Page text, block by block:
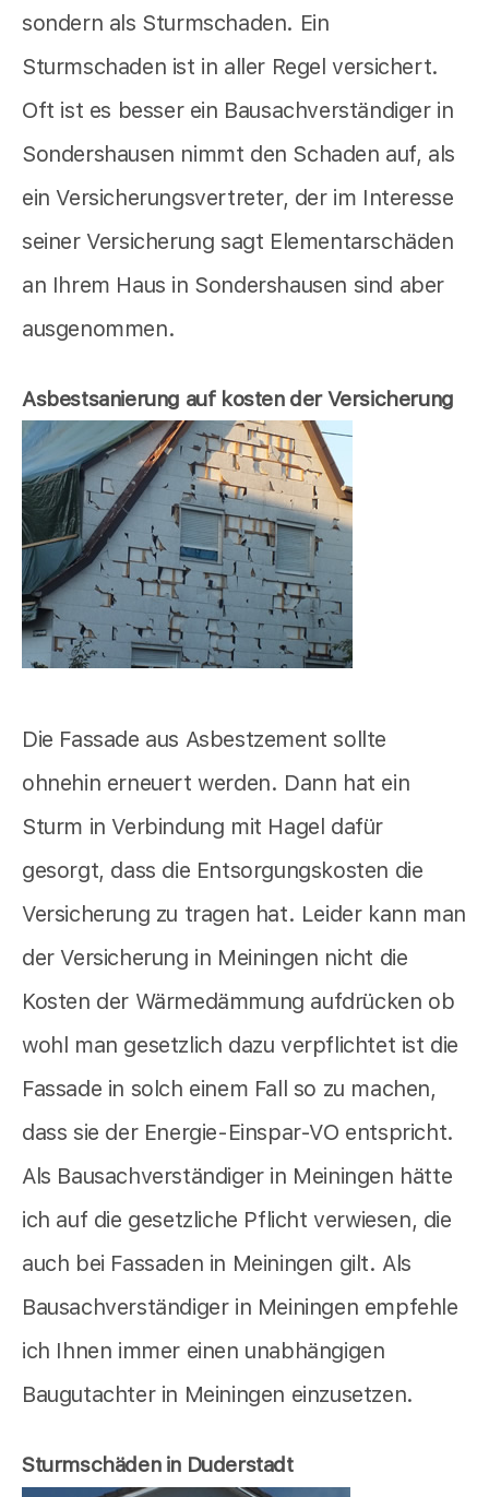
sondern als Sturmschaden. Ein
Sturmschaden ist in aller Regel versichert.
Oft ist es besser ein Bausachverständiger in
Sondershausen nimmt den Schaden auf, als
ein Versicherungsvertreter, der im Interesse
seiner Versicherung sagt Elementarschäden
an Ihrem Haus in Sondershausen sind aber
ausgenommen.
Asbestsanierung auf kosten der Versicherung
Die Fassade aus Asbestzement sollte
ohnehin erneuert werden. Dann hat ein
Sturm in Verbindung mit Hagel dafür
gesorgt, dass die Entsorgungskosten die
Versicherung zu tragen hat. Leider kann man
der Versicherung in Meiningen nicht die
Kosten der Wärmedämmung aufdrücken ob
wohl man gesetzlich dazu verpflichtet ist die
Fassade in solch einem Fall so zu machen,
dass sie der Energie-Einspar-VO entspricht.
Als Bausachverständiger in Meiningen hätte
ich auf die gesetzliche Pflicht verwiesen, die
auch bei Fassaden in Meiningen gilt. Als
Bausachverständiger in Meiningen empfehle
ich Ihnen immer einen unabhängigen
Baugutachter in Meiningen einzusetzen.
Sturmschäden in Duderstadt